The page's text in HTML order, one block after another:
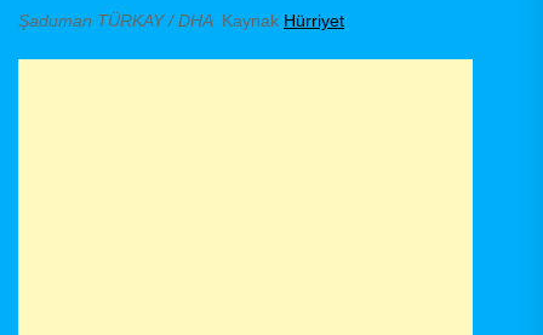
Şaduman TÜRKAY / DHA Kaynak Hürriyet